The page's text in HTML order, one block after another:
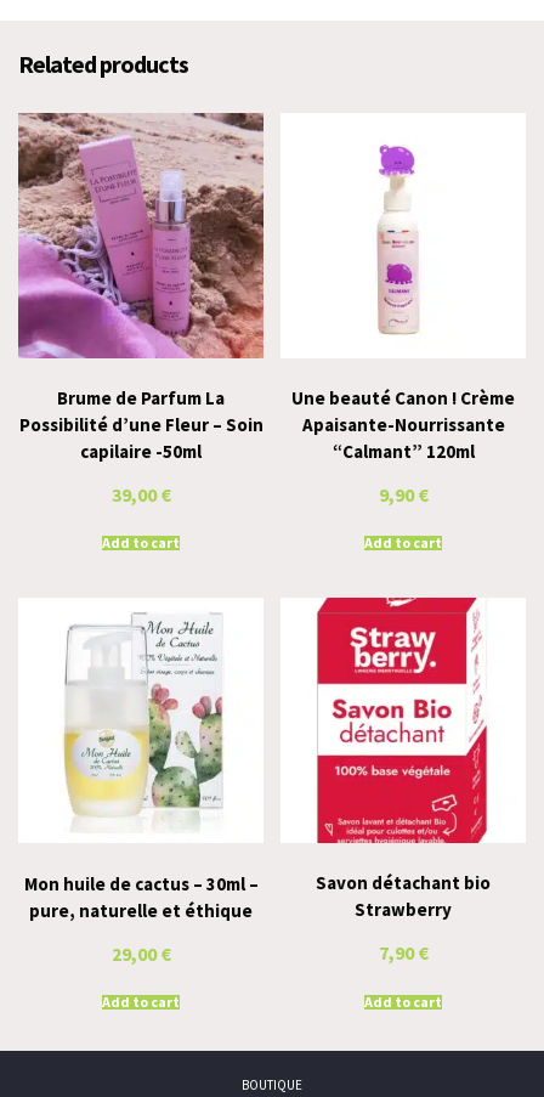
Related products
Brume de Parfum La
Possibilité d’une Fleur – Soin
capilaire -50ml
39,00€
Add to cart
Une beauté Canon ! Crème
Apaisante-Nourrissante
“Calmant” 120ml
9,90€
Add to cart
Mon huile de cactus – 30ml –
pure, naturelle et éthique
29,00€
Add to cart
Savon détachant bio
Strawberry
7,90€
Add to cart
BOUTIQUE